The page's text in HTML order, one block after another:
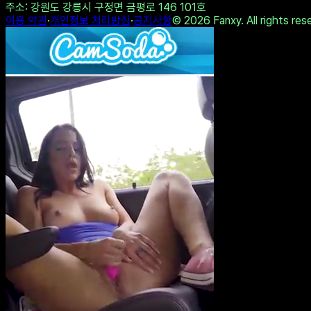
Twitter에 공유 링크 복사
나도 테스트하기다른 결과 보기
All copyrights by 1stype.io
사업자명: 펜시(Fanxy)
사업자번호
: 214-19-05358
: 070-7954-9774
주소
: 강원도 강릉시 구정면 금평로 146 101호
이용 약관
개인정보 처리방침 2026Fanxy. All rights